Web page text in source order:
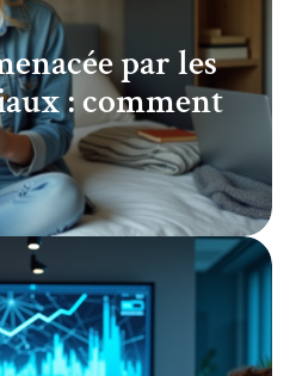
par les
: comment